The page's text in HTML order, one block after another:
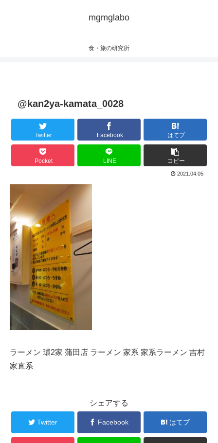
mgmglabo
食・旅の研究所
@kan2ya-kamata_0028
Twitter Facebook はてブ
Pocket LINE コピー
2021.04.05
ラーメン 環2家 蒲田店 ラーメン 家系 家系ラーメン 吉村
家直系
シェアする
Twitter Facebook はてブ